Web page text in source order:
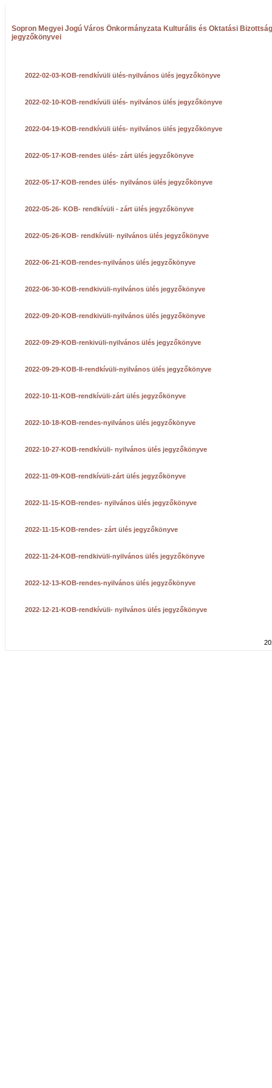
Sopron Megyei Jogú Város Önkormányzata Kulturális és Oktatási
jegyzőkönyvei
2022-02-03-KOB-rendkívüli ülés-nyilvános ülés jegyzőkönyve
2022-02-10-KOB-rendkívüli ülés- nyilvános ülés jegyzőkönyve
2022-04-19-KOB-rendkívüli ülés- nyilvános ülés jegyzőkönyve
2022-05-17-KOB-rendes ülés- zárt ülés jegyzőkönyve
2022-05-17-KOB-rendes ülés- nyilvános ülés jegyzőkönyve
2022-05-26- KOB- rendkívüli - zárt ülés jegyzőkönyve
2022-05-26-KOB- rendkívüli- nyilvános ülés jegyzőkönyve
2022-06-21-KOB-rendes-nyilvános ülés jegyzőkönyve
2022-06-30-KOB-rendkivüli-nyilvános ülés jegyzőkönyve
2022-09-20-KOB-rendkivüli-nyilvános ülés jegyzőkönyve
2022-09-29-KOB-renkivüli-nyilvános ülés jegyzőkönyve
2022-09-29-KOB-II-rendkívüli-nyilvános ülés jegyzőkönyve
2022-10-11-KOB-rendkívüli-zárt ülés jegyzőkönyve
2022-10-18-KOB-rendes-nyilvános ülés jegyzőkönyve
2022-10-27-KOB-rendkívüli- nyilvános ülés jegyzőkönyve
2022-11-09-KOB-rendkívüli-zárt ülés jegyzőkönyve
2022-11-15-KOB-rendes- nyilvános ülés jegyzőkönyve
2022-11-15-KOB-rendes- zárt ülés jegyzőkönyve
2022-11-24-KOB-rendkivüli-nyilvános ülés jegyzőkönyve
2022-12-13-KOB-rendes-nyilvános ülés jegyzőkönyve
2022-12-21-KOB-rendkívüli- nyilvános ülés jegyzőkönyve